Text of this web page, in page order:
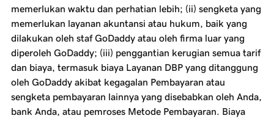
memerlukan waktu dan perhatian lebih; (ii) sengketa yang
memerlukan layanan akuntansi atau hukum, baik yang
dilakukan oleh staf GoDaddy atau oleh firma luar yang
diperoleh GoDaddy; (iii) penggantian kerugian semua tarif
dan biaya, termasuk biaya Layanan DBP yang ditanggung
oleh GoDaddy akibat kegagalan Pembayaran atau
sengketa pembayaran lainnya yang disebabkan oleh Anda,
bank Anda, atau pemroses Metode Pembayaran. Biaya